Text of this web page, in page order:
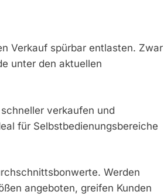
Verkauf spürbar entlasten. Zwar
unter den aktuellen
verkaufen und
für Selbstbedienungsbereiche
Werden
angeboten, greifen Kunden